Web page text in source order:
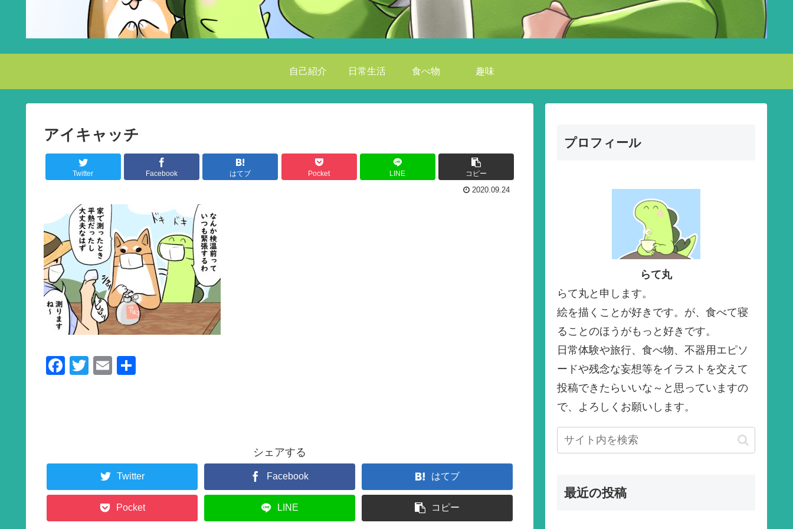
自己紹介 日常生活 食べ物 趣味
アイキャッチ
Twitter Facebook はてブ Pocket LINE コピー
2020.09.24
F
o
k
T
E
シェアする
Twitter Facebook はてブ
Pocket LINE コピー
プロフィール
らて丸
らて丸と申します。
絵を描くことが好きです。が、食べて寝
ることのほうがもっと好きです。
日常体験や旅行、食べ物、不器用エピソ
ードや残念な妄想等をイラストを交えて
投稿できたらいいな～と思っていますの
で、よろしくお願いします。
最近の投稿